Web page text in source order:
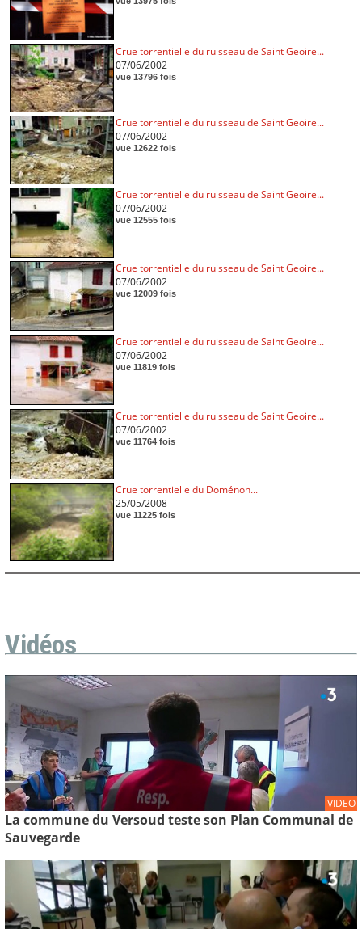
Crue torrentielle du ruisseau de Saint Geoire...
07/06/2002
vue 13796 fois
Crue torrentielle du ruisseau de Saint Geoire...
07/06/2002
vue 12622 fois
Crue torrentielle du ruisseau de Saint Geoire...
07/06/2002
vue 12555 fois
Crue torrentielle du ruisseau de Saint Geoire...
07/06/2002
vue 12009 fois
Crue torrentielle du ruisseau de Saint Geoire...
07/06/2002
vue 11819 fois
Crue torrentielle du ruisseau de Saint Geoire...
07/06/2002
vue 11764 fois
Crue torrentielle du Doménon...
25/05/2008
vue 11225 fois
Vidéos
VIDEO
La commune du Versoud teste son Plan Communal de
Sauvegarde